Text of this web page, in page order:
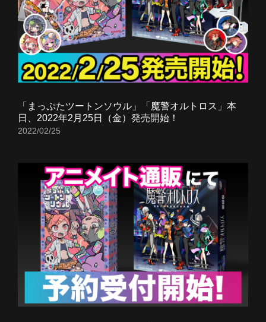
「まっぷたツートンソウル」「魔警オルトロス」本
日、2022年2月25日（金）発売開始！
2022/02/25